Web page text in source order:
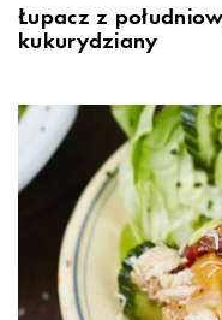
Łupacz z
kukurydziany